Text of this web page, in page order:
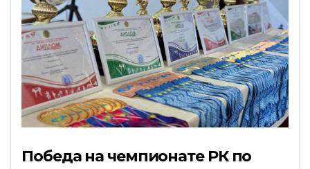
Победа на чемпионате РК по